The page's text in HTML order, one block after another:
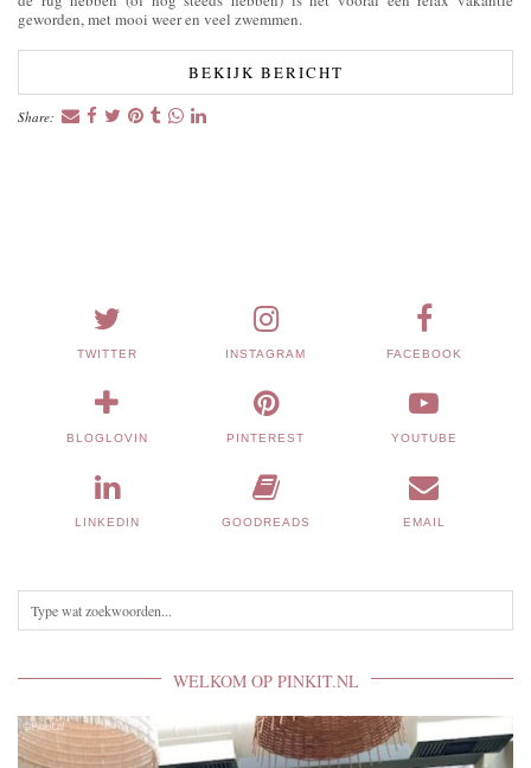
geworden, met mooi weer en veel zwemmen.
BEKIJK BERICHT
Share:
TWITTER INSTAGRAM FACEBOOK
BLOGLOVIN PINTEREST YOUTUBE
LINKEDIN GOODREADS EMAIL
WELKOM OP PINKIT.NL